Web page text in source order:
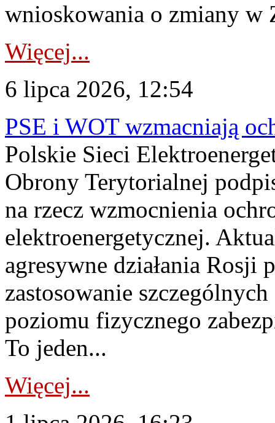
wnioskowania o zmiany w
Więcej...
6 lipca 2026, 12:54
PSE i WOT wzmacniają
Polskie Sieci
Obrony Terytorialnej
na rzecz wzmocnienia
elektroenergetycznej.
agresywne działania Rosji
zastosowanie
poziomu fizycznego
To jeden...
Więcej...